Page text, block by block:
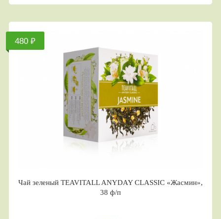
480 ₽
Чай зеленый TEAVITALL ANYDAY CLASSIC «Жасмин»,
38 ф/п